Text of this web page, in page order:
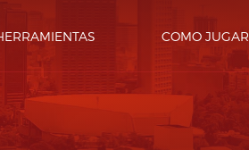
COMO JUGAR